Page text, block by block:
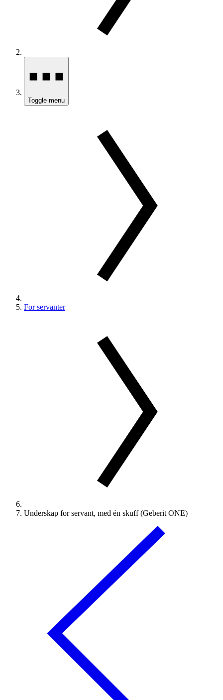
Toggle menu
For servanter
Underskap for servant, med én skuff (Geberit ONE)